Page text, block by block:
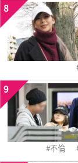
8
9
不倫